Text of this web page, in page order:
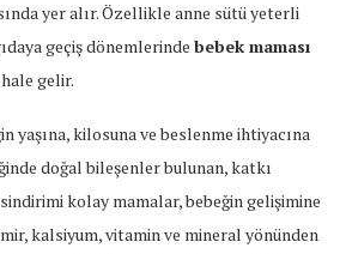
yer alır. Özellikle anne sütü yeterli
geçiş dönemlerinde bebek maması
gelir.
yaşına, kilosuna ve beslenme ihtiyacına
doğal bileşenler bulunan, katkı
kolay mamalar, bebeğin gelişimine
kalsiyum, vitamin ve mineral yönünden